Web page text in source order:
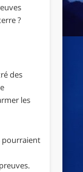
?
des
les
pourraient